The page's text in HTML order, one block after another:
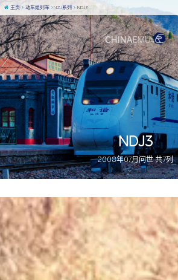
NDJ3
2008年07月问世 共7列
主页 动车组列车 NZJ系列 NDJ3